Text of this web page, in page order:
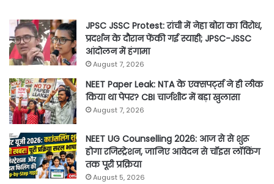
JPSC JSSC Protest: रांची में नेहा बोरा का विरोध,
प्रदर्शन के दौरान फेंकी गई स्याही; JPSC-JSSC
आंदोलन में हंगामा
August 7, 2026
NEET Paper Leak: NTA के एक्सपर्ट्स ने ही लीक
किया था पेपर? CBI चार्जशीट में बड़ा खुलासा
August 7, 2026
NEET UG Counselling 2026: आज से से शुरू
होगा रजिस्ट्रेशन, जानिए आवेदन से चॉइस लॉकिंग
तक पूरी प्रक्रिया
August 5, 2026